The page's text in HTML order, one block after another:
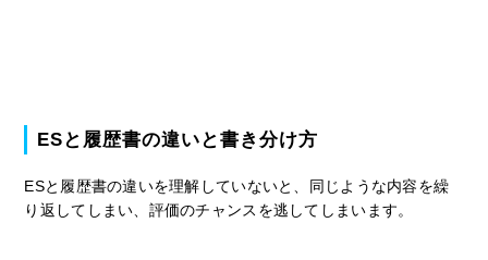
ESと履歴書の違いと書き分け方
ESと履歴書の違いを理解していないと、同じような内容を繰
り返してしまい、評価のチャンスを逃してしまいます。